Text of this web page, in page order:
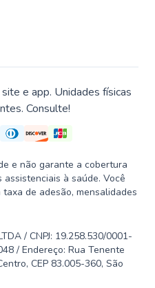
e app. Unidades físicas
Consulte!
e não garante a cobertura
à saúde. Você
de adesão, mensalidades
/ CNPJ: 19.258.530/0001-
/ Endereço: Rua Tenente
CEP 83.005-360, São